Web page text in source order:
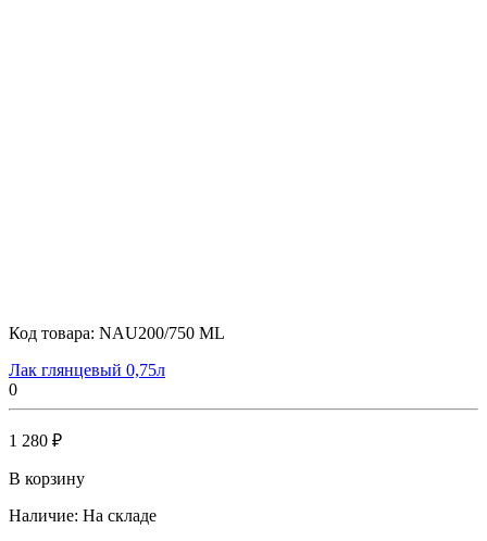
Код товара: NAU200/750 ML
Лак глянцевый 0,75л
0
1 280 ₽
В корзину
Наличие: На складе